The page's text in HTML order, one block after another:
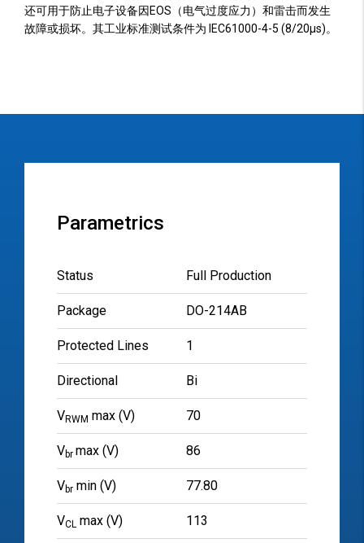
还可用于防止电子设备因EOS（电气过度应力）和雷击而发生
故障或损坏。其工业标准测试条件为 IEC61000-4-5 (8/20µs)。
Parametrics
Status Full Production
Package DO-214AB
Protected Lines 1
Directional Bi
VRWM max (V) 70
Vbr max (V) 86
Vbr min (V) 77.80
VCL max (V) 113